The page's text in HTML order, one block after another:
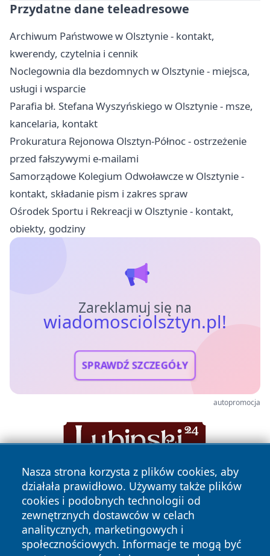
Przydatne dane teleadresowe
Archiwum Państwowe w Olsztynie - kontakt,
kwerendy, czytelnia i cennik
Noclegownia dla bezdomnych w Olsztynie - miejsca,
usługi i wsparcie
Parafia bł. Stefana Wyszyńskiego w Olsztynie - msze,
kancelaria, kontakt
Prokuratura Rejonowa Olsztyn-Północ - ostrzeżenie
przed fałszywymi e-mailami
Samorządowe Kolegium Odwoławcze w Olsztynie -
kontakt, składanie pism i zakres spraw
Ośrodek Sportu i Rekreacji w Olsztynie - kontakt,
obiekty, godziny
Zareklamuj się na
wiadomosciolsztyn.pl!
SPRAWDŹ SZCZEGÓŁY
autopromocja
Nasza strona korzysta z plików cookies, aby
działała prawidłowo. Używamy także plików
cookies i podobnych technologii od
zewnętrznych dostawców w celach
analitycznych, marketingowych i
społecznościowych. Informacje te mogą być
Copyright © 2026 wiadomosciolsztyn.pl Wszystkie prawa